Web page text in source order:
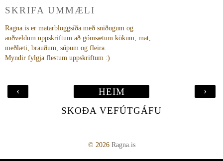
SKRIFA UMMÆLI
Ragna.is er matarbloggsíða með sniðugum og
auðveldum uppskriftum að gómsætum kökum, mat,
meðlæti, brauðum, súpum og fleira.
Myndir fylgja flestum uppskriftum :)
‹ ›
HEIM
SKOÐA VEFÚTGÁFU
© 2026 Ragna.is